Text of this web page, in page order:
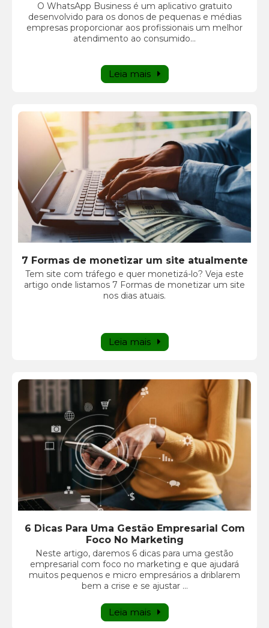
O WhatsApp Business é um aplicativo gratuito
desenvolvido para os donos de pequenas e médias
empresas proporcionar aos profissionais um melhor
atendimento ao consumido...
Leia mais
7 Formas de monetizar um site atualmente
Tem site com tráfego e quer monetizá-lo? Veja este
artigo onde listamos 7 Formas de monetizar um site
nos dias atuais.
Leia mais
6 Dicas Para Uma Gestão Empresarial Com
Foco No Marketing
Neste artigo, daremos 6 dicas para uma gestão
empresarial com foco no marketing e que ajudará
muitos pequenos e micro empresários a driblarem
bem a crise e se ajustar ...
Leia mais